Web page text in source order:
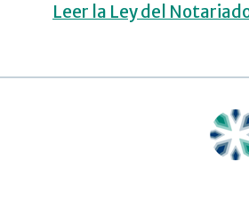
Leer la Ley del